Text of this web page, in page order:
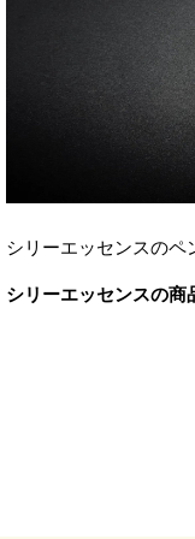
シリーエッセンスのペ
シリーエッセンスの商